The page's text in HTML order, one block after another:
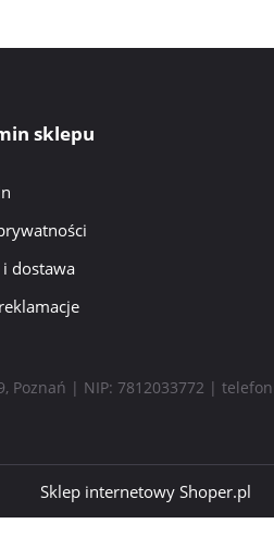
sklepu
i dostawa
Poznań | NIP: 7812033772 |
Sklep internetowy Shoper.pl